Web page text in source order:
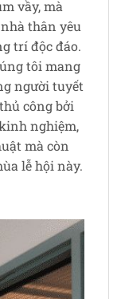
vầy, mà
thân yêu
trí độc đáo.
tôi mang
người tuyết
công bởi
nghiệm,
mà còn
lễ hội này.